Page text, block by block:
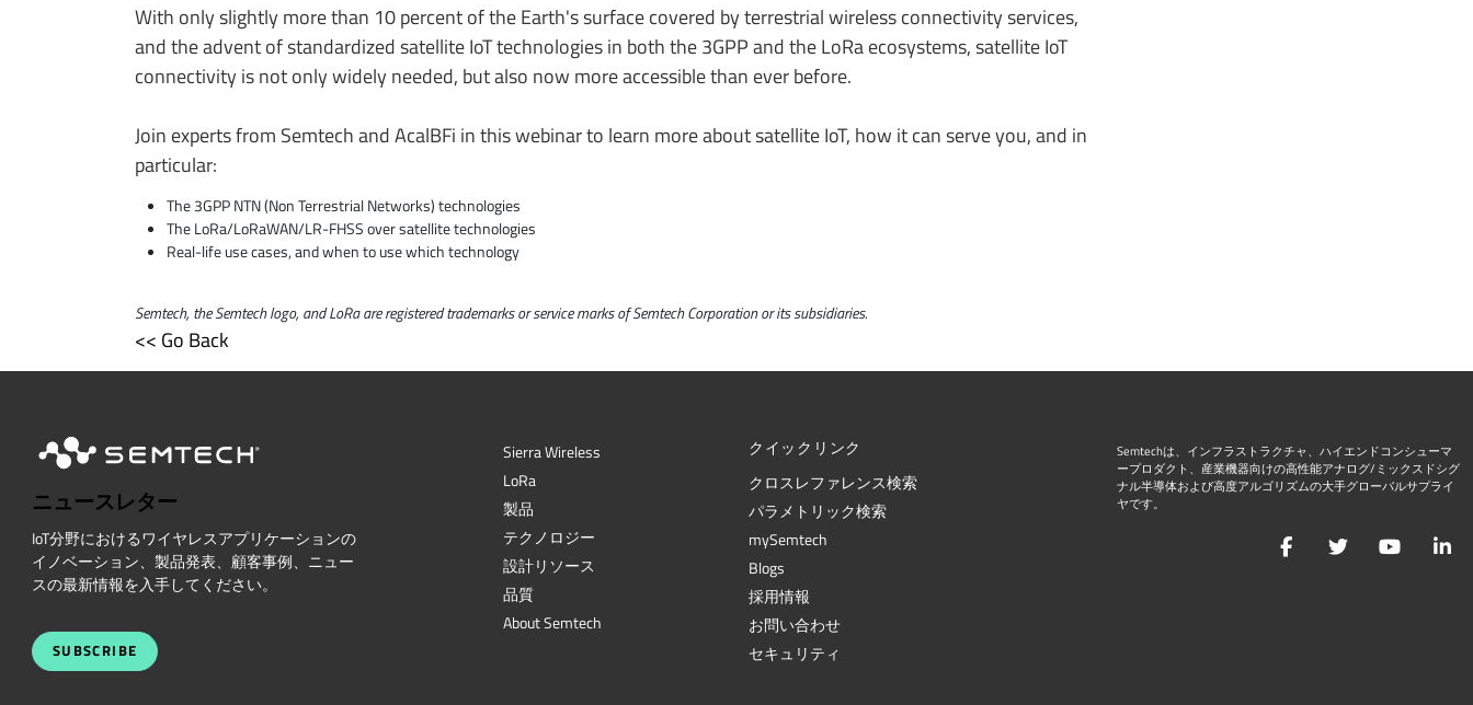
With only slightly more than 10 percent of the Earth's surface covered by terrestrial wireless connectivity services,
and the advent of standardized satellite IoT technologies in both the 3GPP and the LoRa ecosystems, satellite IoT
connectivity is not only widely needed, but also now more accessible than ever before.
Join experts from Semtech and AcalBFi in this webinar to learn more about satellite IoT, how it can serve you, and in
particular:
The 3GPP NTN (Non Terrestrial Networks) technologies
The LoRa/LoRaWAN/LR-FHSS over satellite technologies
Real-life use cases, and when to use which technology
Semtech, the Semtech logo, and LoRa are registered trademarks or service marks of Semtech Corporation or its subsidiaries.
<< Go Back
ニュースレター
IoT分野におけるワイヤレスアプリケーションの
イノベーション、製品発表、顧客事例、ニュー
スの最新情報を入手してください。
SUBSCRIBE
Sierra Wireless
LoRa
製品
テクノロジー
設計リソース
品質
About Semtech
クイックリンク
クロスレファレンス検索
パラメトリック検索
mySemtech
Blogs
採用情報
お問い合わせ
セキュリティ
Semtechは、インフラストラクチャ、ハイエンドコンシューマ
ープロダクト、産業機器向けの高性能アナログ/ミックスドシグ
ナル半導体および高度アルゴリズムの大手グローバルサプライ
ヤです。
FacebookTwitter